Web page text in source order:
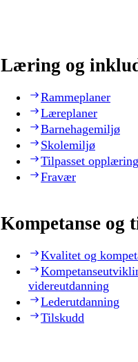
Læring og
Rammeplaner
Læreplaner
Barnehagemiljø
Skolemiljø
Tilpasset
Fravær
Kompetanse og
Kvalitet og
videreutdanning
Lederutdanning
Tilskudd